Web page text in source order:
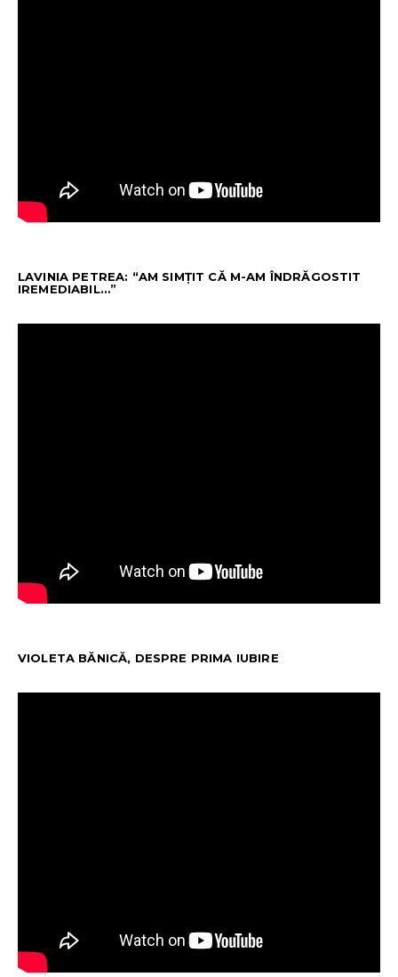
LAVINIA PETREA: “AM SIMȚIT CĂ M-AM ÎNDRĂGOSTIT
IREMEDIABIL…”
VIOLETA BĂNICĂ, DESPRE PRIMA IUBIRE